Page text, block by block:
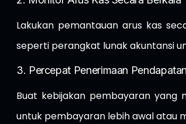
Lakukan pemantauan arus kas
seperti perangkat lunak akuntansi
3. Percepat Penerimaan Pendapatan
Buat kebijakan pembayaran yang
untuk pembayaran lebih awal atau